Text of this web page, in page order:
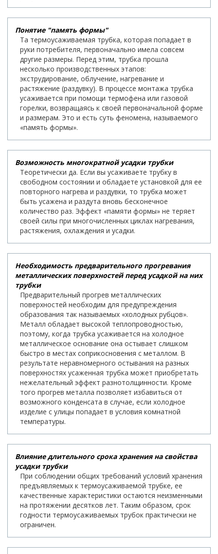
Понятие "память формы"
Та термоусаживаемая трубка, которая попадает в
руки потребителя, первоначально имела совсем
другие размеры. Перед этим, трубка прошла
несколько производственных этапов:
экструдирование, облучение, нагревание и
растяжение (раздувку). В процессе монтажа трубка
усаживается при помощи термофена или газовой
горелки, возвращаясь к своей первоначальной форме
и размерам. Это и есть суть феномена, называемого
«память формы».
Возможность многократной усадки трубки
Теоретически да. Если вы усаживаете трубку в
свободном состоянии и обладаете установкой для ее
повторного нагрева и раздувки, то трубка может
быть усажена и раздута вновь бесконечное
количество раз. Эффект «памяти формы» не теряет
своей силы при многочисленных циклах нагревания,
растяжения, охлаждения и усадки.
Необходимость предварительного прогревания
металлических поверхностей перед усадкой на них
трубки
Предварительный прогрев металлических
поверхностей необходим для предупреждения
образования так называемых «холодных рубцов».
Металл обладает высокой теплопроводностью,
поэтому, когда трубка усаживается на холодное
металлическое основание она остывает слишком
быстро в местах соприкосновения с металлом. В
результате неравномерного остывания на разных
поверхностях усаженная трубка может приобретать
нежелательный эффект разнотолщинности. Кроме
того прогрев металла позволяет избавиться от
возможного конденсата в случае, если холодное
изделие с улицы попадает в условия комнатной
температуры.
Влияние длительного срока хранения на свойства
усадки трубки
При соблюдении общих требований условий хранения
предъявляемых к термоусаживаемой трубке, ее
качественные характеристики остаются неизменными
на протяжении десятков лет. Таким образом, срок
годности термоусаживаемых трубок практически не
ограничен.